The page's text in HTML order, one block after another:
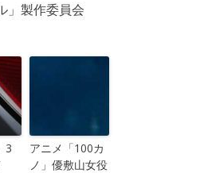
」製作委員会
3
アニメ「100カ
ノ」優敷山女役